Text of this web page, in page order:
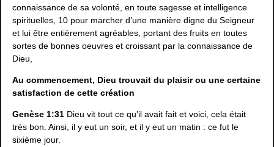
connaissance de sa volonté, en toute sagesse et intelligence
spirituelles, 10 pour marcher d’une manière digne du Seigneur
et lui être entièrement agréables, portant des fruits en toutes
sortes de bonnes oeuvres et croissant par la connaissance de
Dieu,
Au commencement, Dieu trouvait du plaisir ou une certaine
satisfaction de cette création
Genèse 1:31 Dieu vit tout ce qu’il avait fait et voici, cela était
très bon. Ainsi, il y eut un soir, et il y eut un matin : ce fut le
sixième jour.